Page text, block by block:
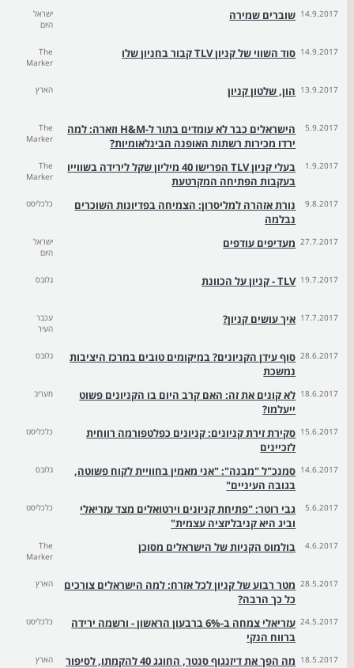
14.9.2017 שוברים שמירה
ישראל
היום
14.9.2017 סוד השווי של קניון TLV קבור בחניון שלו
The
Marker
13.9.2017 הון, שלטון קניון הארץ
5.9.2017
הישראלים כבר לא עומדים בתור ל-H&M וזארה: למה
ירדו מכירות רשתות האופנה הבינלאומיות?
The
Marker
1.9.2017
בעלי קניון TLV הפרישו 40 מיליון שקל לירידה בשווייו
בעקבות הפתיחה המקרטעת
The
Marker
9.8.2017
נורת אזהרה למליסרון: הצמיחה בפדיונות השוכרים
נבלמה
כלכליסט
27.7.2017 מעדיפים עודפים
ישראל
היום
19.7.2017 TLV - קניון על הכוונת גלובס
17.7.2017 איך עושים קניון?
עכבר
העיר
28.6.2017 סוף עידן הקניונים? במיקומים טובים במרכז היציבות
נמשכת
גלובס
18.6.2017 לא קונים את זה: האם קרב היום בו הקניונים פשוט
ייעלמו?
מעריב
15.6.2017 סקירת זירת קניונים: קניונים כפלטפורמה רווחית
לזכיינים
כלכליסט
14.6.2017 סמנכ"ל "מבנה": "אני מאמין בחוויית לקוח פשוטה,
בגובה העיניים"
גלובס
5.6.2017
גבי רוטר: "פתיחת קניונים וירטואלים מצד עזריאלי
וביג היא קניבליזציה עצמית"
כלכליסט
4.6.2017 בולמוס הקניות של הישראלים מסוכן
The
Marker
28.5.2017 מטר רבוע של קניון לכל אזרח: למה הישראלים צורכים
כל כך הרבה?
הארץ
24.5.2017
עזריאלי צמחה ב-6% ברבעון הראשון - ורשמה ירידה
ברווח הנקי
כלכליסט
18.5.2017 מה הפך את דיזנגוף סנטר, החוגג 40 להקמתו, לסיפור הארץ